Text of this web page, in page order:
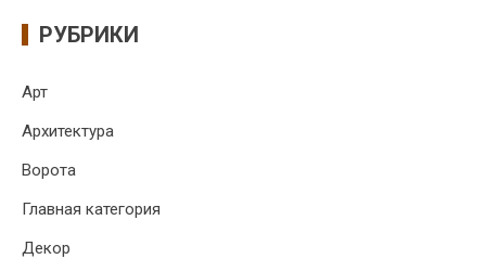
РУБРИКИ
Арт
Архитектура
Ворота
Главная категория
Декор